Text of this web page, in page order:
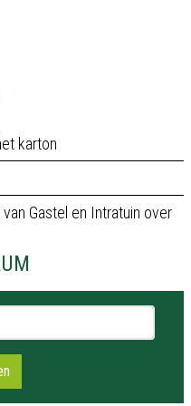
karton
Gastel en Intratuin over